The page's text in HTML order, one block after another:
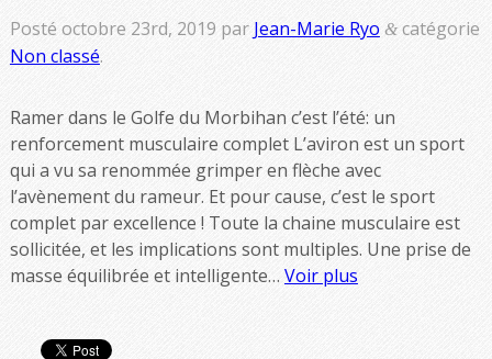
Posté octobre 23rd, 2019 par Jean-Marie Ryo &catégorie
Non classé.
Ramer dans le Golfe du Morbihan c’est l’été: un
renforcement musculaire complet L’aviron est un sport
qui a vu sa renommée grimper en flèche avec
l’avènement du rameur. Et pour cause, c’est le sport
complet par excellence ! Toute la chaine musculaire est
sollicitée, et les implications sont multiples. Une prise de
masse équilibrée et intelligente… Voir plus